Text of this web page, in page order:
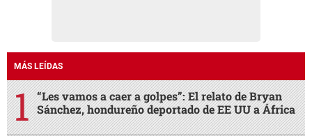
MÁS LEÍDAS
“Les vamos a caer a golpes”: El relato de Bryan
Sánchez, hondureño deportado de EE UU a África